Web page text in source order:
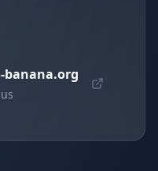
banana.org